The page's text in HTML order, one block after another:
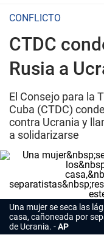
CONFLICTO
CTDC
Rusia a
El Consejo para la
Cuba (CTDC)
contra Ucrania y
a solidarizarse
Una mujer se seca las
casa, cañoneada por
de Ucrania.
AP